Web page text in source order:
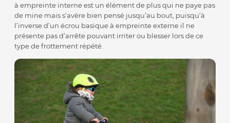
à empreinte interne est un élément de plus qui ne paye pas
de mine mais s’avère bien pensé jusqu’au bout, puisqu’à
l’inverse d’un écrou basique à empreinte externe il ne
présente pas d’arrête pouvant irriter ou blesser lors de ce
type de frottement répété.